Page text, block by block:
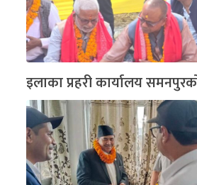
इलाका प्रहरी कार्यालय